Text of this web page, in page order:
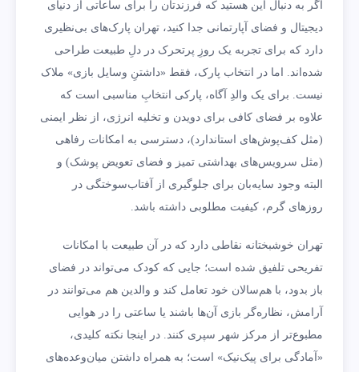
اگر به دنبال این هستید که فرزندتان را برای ساعاتی از دنیای
دیجیتال و فضای آپارتمانی جدا کنید، تهران پارک‌های بی‌نظیری
دارد که برای تجربه یک روزِ پرتحرک در دلِ طبیعت طراحی
شده‌اند. اما در انتخاب پارک، فقط «داشتنِ وسایل بازی» ملاک
نیست. برای یک والدِ آگاه، پارکی انتخابِ مناسبی است که
علاوه بر فضای کافی برای دویدن و تخلیه انرژی، از نظر ایمنی
(مثل کف‌پوش‌های استاندارد)، دسترسی به امکانات رفاهی
(مثل سرویس‌های بهداشتی تمیز و فضای تعویض پوشک) و
البته وجود سایه‌بان برای جلوگیری از آفتاب‌سوختگی در
روزهای گرم، کیفیت مطلوبی داشته باشد.
تهران خوشبختانه نقاطی دارد که در آن طبیعت با امکانات
تفریحی تلفیق شده است؛ جایی که کودک می‌تواند در فضای
باز بدود، با هم‌سالان خود تعامل کند و والدین هم می‌توانند در
آرامش، نظاره‌گر بازی آن‌ها باشند یا ساعتی را در هوایی
مطبوع‌تر از مرکز شهر سپری کنند. در اینجا نکته کلیدی،
«آمادگی برای پیک‌نیک» است؛ به همراه داشتن میان‌وعده‌های